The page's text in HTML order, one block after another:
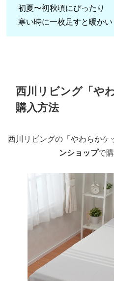
初夏〜初秋頃にぴったり
寒い時に一枚足すと暖かい
西川リビング「や
購入方法
西川リビングの「やわらかケ
ンショップで